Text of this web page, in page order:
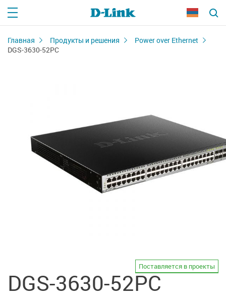
Главная Продукты и решения
Power over Ethernet
DGS-3630-52PC
DGS-3630-52PC
Поставляется в проекты